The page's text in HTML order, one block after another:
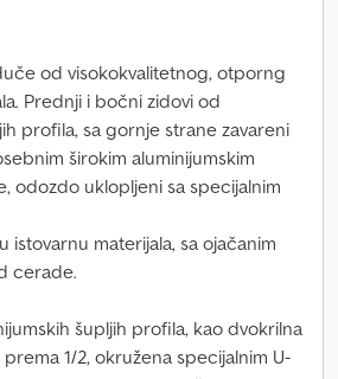
od visokokvalitetnog, otporng
Prednji i bočni zidovi od
profila, sa gornje strane zavareni
širokim aluminijumskim
odozdo uklopljeni sa specijalnim
istovarnu materijala, sa ojačanim
cerade.
šupljih profila, kao dvokrilna
1/2, okružena specijalnim U-